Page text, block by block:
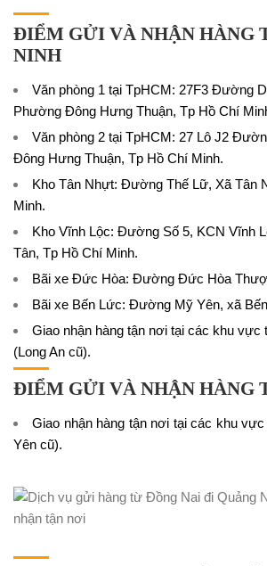
ĐIỂM GỬI VÀ NHẬN HÀNG
NINH
Văn phòng 1 tại TpHCM: 27F3 Đường
Phường Đông Hưng Thuận, Tp Hồ Chí
Văn phòng 2 tại TpHCM: 27 Lô J2
Đông Hưng Thuận, Tp Hồ Chí Minh.
Kho Tân Nhựt: Đường Thế Lữ, Xã Tân
Minh.
Kho Vĩnh Lộc: Đường Số 5, KCN Vĩnh
Tân, Tp Hồ Chí Minh.
Bãi xe Đức Hòa: Đường Đức Hòa
Bãi xe Bến Lức: Đường Mỹ Yên, xã
Giao nhận hàng tận nơi tại các khu vực
(Long An cũ).
ĐIỂM GỬI VÀ NHẬN HÀNG
Giao nhận hàng tận nơi tại các khu
Yên cũ).